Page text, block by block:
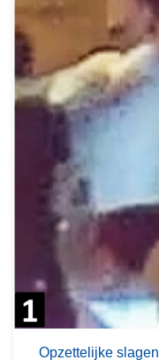
Opzettelijke